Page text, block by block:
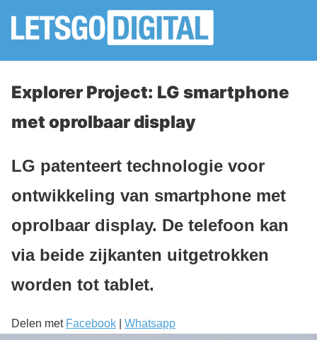
Explorer Project: LG smartphone
met oprolbaar display
LG patenteert technologie voor
ontwikkeling van smartphone met
oprolbaar display. De telefoon kan
via beide zijkanten uitgetrokken
worden tot tablet.
Delen met Facebook Whatsapp